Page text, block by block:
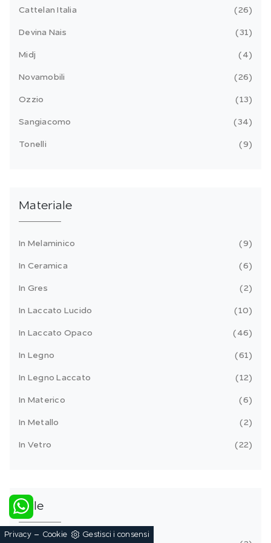
Cattelan Italia 26
Devina Nais 31
Midj 4
Novamobili 26
Ozzio 13
Sangiacomo 34
Tonelli 9
Materiale
In Melaminico 9
In Ceramica 6
In Gres 2
In Laccato Lucido 10
In Laccato Opaco 46
In Legno 61
In Legno Laccato 12
In Materico 6
In Metallo 2
In Vetro 22
Stile
Privacy- Cookie Gestisci i consensi